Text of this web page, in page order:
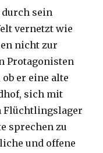
durch sein
vernetzt wie
nicht zur
Protagonisten
er eine alte
sich mit
Flüchtlingslager
sprechen zu
und offene